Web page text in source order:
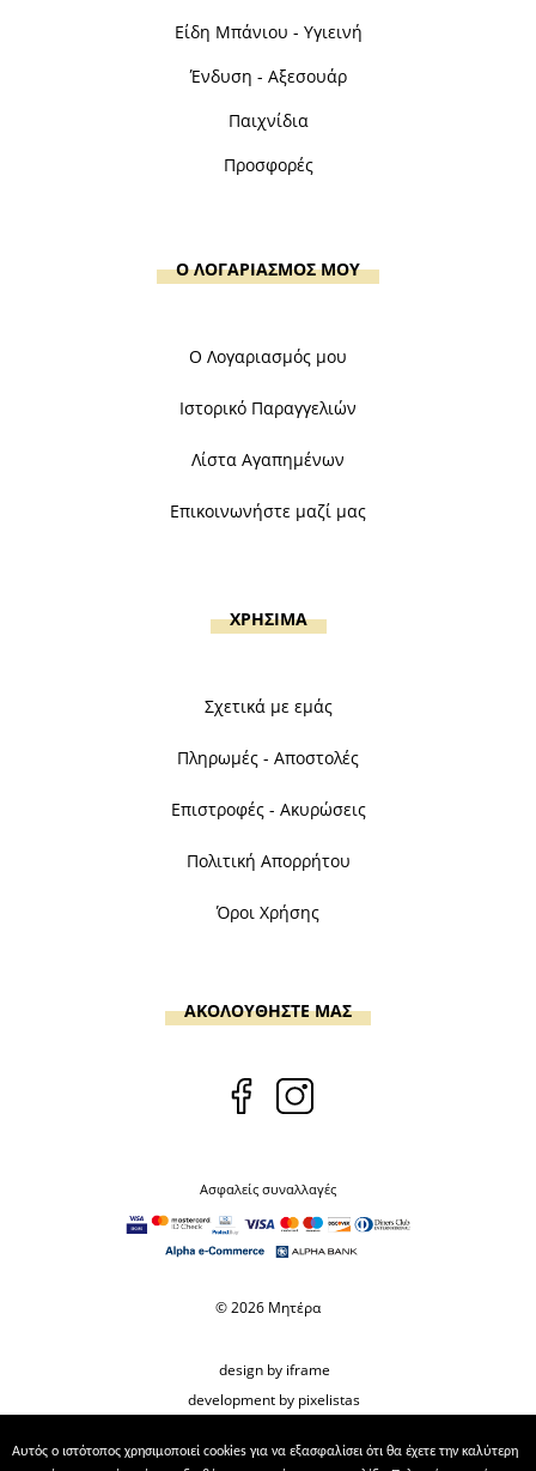
Είδη Μπάνιου - Υγιεινή
Ένδυση - Αξεσουάρ
Παιχνίδια
Προσφορές
Ο ΛΟΓΑΡΙΑΣΜΟΣ ΜΟΥ
Ο Λογαριασμός μου
Ιστορικό Παραγγελιών
Λίστα Αγαπημένων
Επικοινωνήστε μαζί μας
ΧΡΗΣΙΜΑ
Σχετικά με εμάς
Πληρωμές - Αποστολές
Επιστροφές - Ακυρώσεις
Πολιτική Απορρήτου
Όροι Χρήσης
ΑΚΟΛΟΥΘΗΣΤΕ ΜΑΣ
Ασφαλείς συναλλαγές
© 2026 Μητέρα
design by iframe
development by pixelistas
Αυτός ο ιστότοπος χρησιμοποιεί cookies για να εξασφαλίσει ότι θα έχετε την καλύτερη